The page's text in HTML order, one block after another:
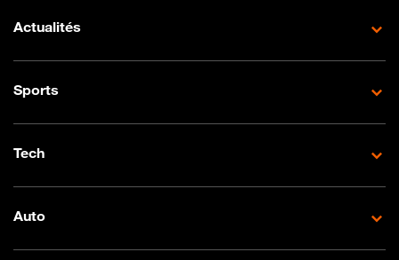
Actualités
Sports
Tech
Auto